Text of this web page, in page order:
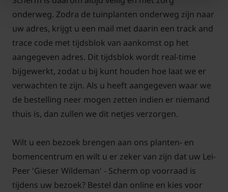
voor een goede vruchtdracht.
Lei-Peer 'Gieser Wildeman' snoeien
en onderhouden
Om de vorm van de Lei-Peer te behouden is het
van een peer wordt meestal in de
zomer(zomersnoei) en of winter(wintersnoei)
gedaan. De in het rek aangebonden takken laat u
intact. De zijscheuten mogen kort teruggesnoeid
onderweg. Zodra de tuinplanten onderweg zijn naar
uw adres, krijgt u een mail met daarin een track and
trace code met tijdsblok van aankomst op het
aangegeven adres. Dit tijdsblok wordt real-time
bijgewerkt, zodat u bij kunt houden hoe laat we er
verwachten te zijn. Als u heeft aangegeven waar we
de bestelling neer mogen zetten indien er niemand
thuis is, dan zullen we dit netjes verzorgen.
Wilt u een bezoek brengen aan ons planten- en
bomencentrum en wilt u er zeker van zijn dat uw Lei-
Peer 'Gieser Wildeman' - Scherm op voorraad is
tijdens uw bezoek? Bestel dan online en kies voor